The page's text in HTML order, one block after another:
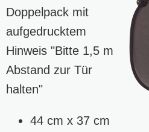
Doppelpack mit
aufgedrucktem
Hinweis "Bitte 1,5 m
Abstand zur Tür
halten"
44 cm x 37 cm